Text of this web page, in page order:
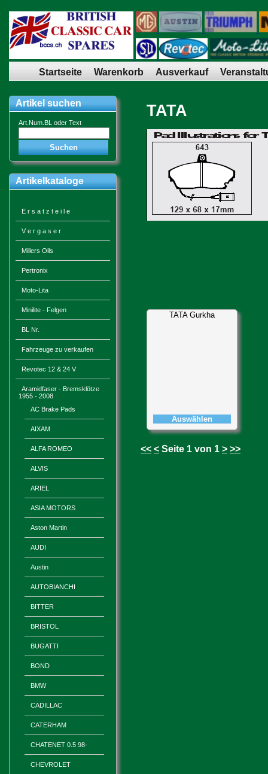
TATA
TATA Gurkha
Auswählen
<< < Seite 1 von 1 > >>
Artikel suchen
Art.Num.BL oder Text
Artikelkataloge
E r s a t z t e i l e
V e r g a s e r
Millers Oils
Pertronix
Moto-Lita
Minilite - Felgen
BL Nr.
Fahrzeuge zu verkaufen
Revotec 12 & 24 V
Aramidfaser - Bremsklötze
1955 - 2008
AC Brake Pads
AIXAM
ALFA ROMEO
ALVIS
ARIEL
ASIA MOTORS
Aston Martin
AUDI
Austin
AUTOBIANCHI
BITTER
BRISTOL
BUGATTI
BOND
BMW
CADILLAC
CATERHAM
CHATENET 0.5 98-
CHEVROLET
Startseite Warenkorb Ausverkauf